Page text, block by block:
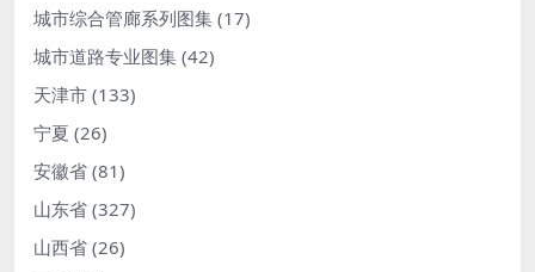
城市综合管廊系列图集 (17)
城市道路专业图集 (42)
天津市 (133)
宁夏 (26)
安徽省 (81)
山东省 (327)
山西省 (26)